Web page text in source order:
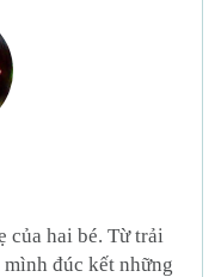
của hai bé. Từ trải
đúc kết những